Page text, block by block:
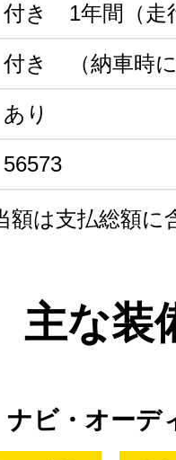
付き 1年間（走
付き （納車時
あり
56573
額は支払総額に
主な装
ナビ・オーデ